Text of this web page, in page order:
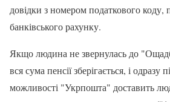
довідки з номером податкового коду,
банківського рахунку.
Якщо людина не звернулась до
вся сума пенсії зберігається, і одразу
можливості "Укрпошта" доставить